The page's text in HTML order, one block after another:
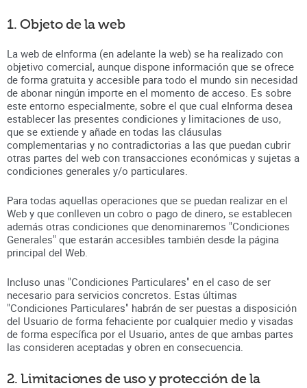
1. Objeto de la web
La web de eInforma (en adelante la web) se ha realizado con
objetivo comercial, aunque dispone información que se ofrece
de forma gratuita y accesible para todo el mundo sin necesidad
de abonar ningún importe en el momento de acceso. Es sobre
este entorno especialmente, sobre el que cual eInforma desea
establecer las presentes condiciones y limitaciones de uso,
que se extiende y añade en todas las cláusulas
complementarias y no contradictorias a las que puedan cubrir
otras partes del web con transacciones económicas y sujetas a
condiciones generales y/o particulares.
Para todas aquellas operaciones que se puedan realizar en el
Web y que conlleven un cobro o pago de dinero, se establecen
además otras condiciones que denominaremos "Condiciones
Generales" que estarán accesibles también desde la página
principal del Web.
Incluso unas "Condiciones Particulares" en el caso de ser
necesario para servicios concretos. Estas últimas
"Condiciones Particulares" habrán de ser puestas a disposición
del Usuario de forma fehaciente por cualquier medio y visadas
de forma específica por el Usuario, antes de que ambas partes
las consideren aceptadas y obren en consecuencia.
2. Limitaciones de uso y protección de la